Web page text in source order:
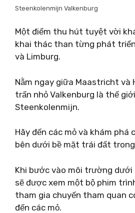
Steenkolenmijn Valkenburg
Một điểm thu hút tuyệt vời
khai thác than từng phát
và Limburg.
Nằm ngay giữa Maastricht và
trấn nhỏ Valkenburg là thế
Steenkolenmijn.
Hãy đến các mỏ và khám phá
bên dưới bề mặt trái đất
Khi bước vào môi trường dưới
sẽ được xem một bộ phim
tham gia chuyến tham quan
đến các mỏ.